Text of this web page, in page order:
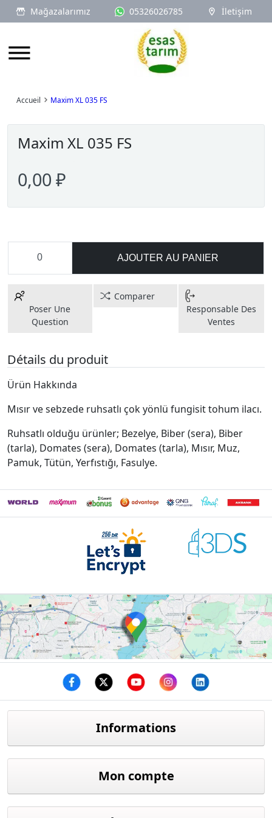
Mağazalarımız 05326026785 İletişim
Logo
Accueil Maxim XL 035 FS
Maxim XL 035 FS
0,00 ₽
AJOUTER AU PANIER
Poser Une
Question
Comparer
Responsable Des
Ventes
Détails du produit
Ürün Hakkında
Mısır ve sebzede ruhsatlı çok yönlü fungisit tohum ilacı.
Ruhsatlı olduğu ürünler; Bezelye, Biber (sera), Biber
(tarla), Domates (sera), Domates (tarla), Mısır, Muz,
Pamuk, Tütün, Yerfıstığı, Fasulye.
Informations
Mon compte